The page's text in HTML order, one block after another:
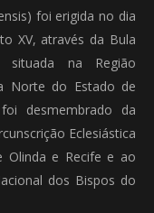
foi erigida no dia
XV, através da Bula
situada na Região
Norte do Estado de
desmembrado da
Eclesiástica
Olinda e Recife e ao
dos Bispos do